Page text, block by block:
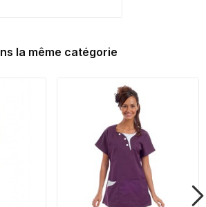
la même catégorie